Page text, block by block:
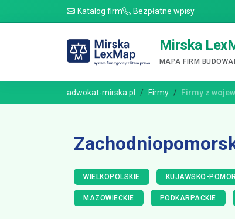
Katalog firm Bezpłatne wpisy
Mirska
MAPA FIRM
adwokat-mirska.pl Firmy Firmy z
WIELKOPOLSKIE KUJAWSKO-
MAZOWIECKIE PODKARPACKIE